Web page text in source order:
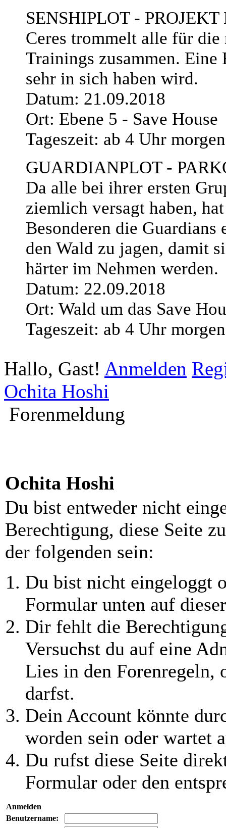
SENSHIPLOT -
Ceres trommelt alle für die
Trainings zusammen. Eine
sehr in sich haben wird.
Datum: 21.09.2018
Ort: Ebene 5 - Save House
Tageszeit: ab 4 Uhr
GUARDIANPLOT -
Da alle bei ihrer ersten
ziemlich versagt haben,
Besonderen die Guardians
den Wald zu jagen, damit
härter im Nehmen werden.
Datum: 22.09.2018
Ort: Wald um das Save
Tageszeit: ab 4 Uhr
Hallo, Gast! Anmelden
Ochita Hoshi
Forenmeldung
Ochita Hoshi
Du bist entweder nicht
Berechtigung, diese Seite
der folgenden sein:
Du bist nicht eingeloggt
Formular unten auf
Dir fehlt die
Versuchst du auf eine
Lies in den Forenregeln,
darfst.
Dein Account könnte
worden sein oder wartet
Du rufst diese Seite
Formular oder den
Anmelden
Benutzername: